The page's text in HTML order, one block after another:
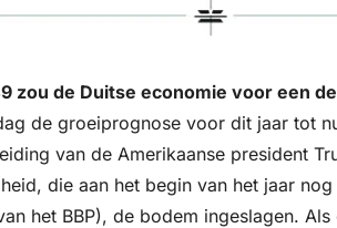
zou de Duitse economie voor een
de groeiprognose voor dit jaar tot
van de Amerikaanse president
die aan het begin van het jaar
het BBP), de bodem ingeslagen.